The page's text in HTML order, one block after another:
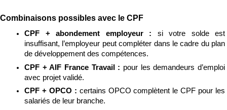
Combinaisons possibles avec le CPF
CPF + abondement employeur : si votre solde est
insuffisant, l’employeur peut compléter dans le cadre du plan
de développement des compétences.
CPF + AIF France Travail : pour les demandeurs d’emploi
avec projet validé.
CPF + OPCO : certains OPCO complètent le CPF pour les
salariés de leur branche.